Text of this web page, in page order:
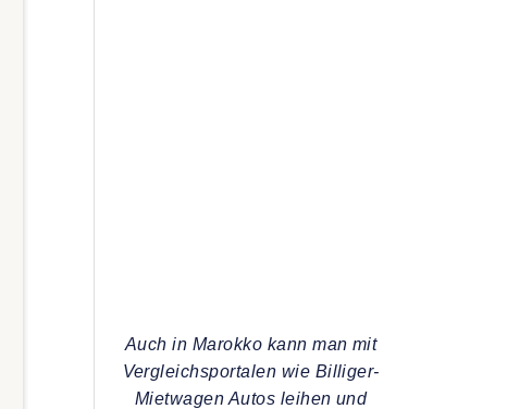
Auch in Marokko kann man mit
Vergleichsportalen wie Billiger-
Mietwagen Autos leihen und